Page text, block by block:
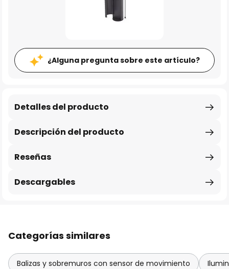
¿Alguna pregunta sobre este artículo?
Descripción del producto
Detalles del producto
Reseñas
Descargables
Categorías similares
Balizas y sobremuros con sensor de movimiento